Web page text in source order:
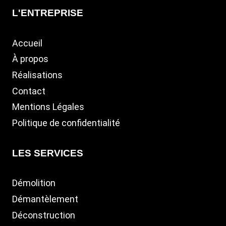
L'ENTREPRISE
Accueil
À propos
Réalisations
Contact
Mentions Légales
Politique de confidentialité
LES SERVICES
Démolition
Démantèlement
Déconstruction